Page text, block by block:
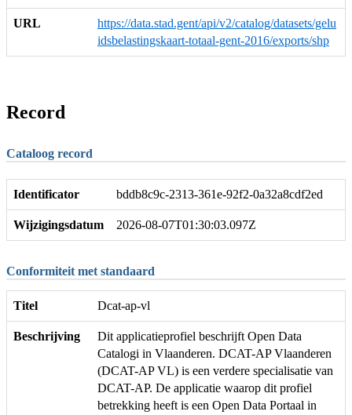
URL
https://data.stad.gent/api/v2/catalog/datasets/gelu
idsbelastingskaart-totaal-gent-2016/exports/shp
Record
Cataloog record
Identificator bddb8c9c-2313-361e-92f2-0a32a8cdf2ed
Wijzigingsdatum 2026-08-07T01:30:03.097Z
Conformiteit met standaard
Titel Dcat-ap-vl
Beschrijving
Dit applicatieprofiel beschrijft Open Data
Catalogi in Vlaanderen. DCAT-AP Vlaanderen
(DCAT-AP VL) is een verdere specialisatie van
DCAT-AP. De applicatie waarop dit profiel
betrekking heeft is een Open Data Portaal in